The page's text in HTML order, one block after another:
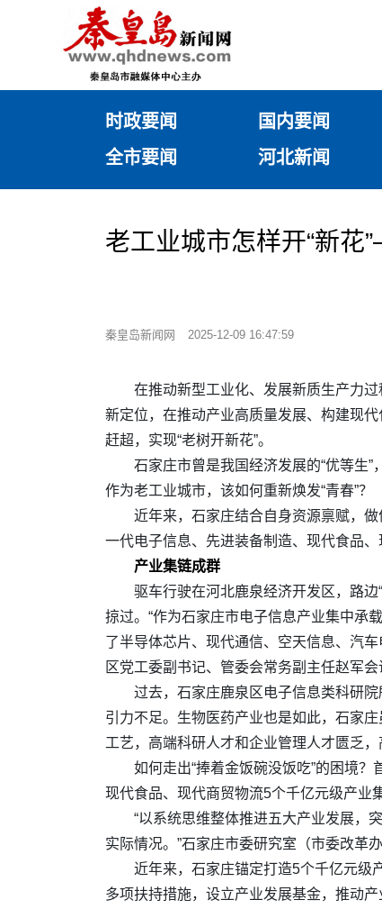
时政要闻 国内要闻
全市要闻
河北新闻
老工业城市怎样开“新
秦皇岛新闻网 2025-12-09 16:47:59
在推动新型工业化、发展新质生产力
新定位，在推动产业高质量发展、构建现
赶超，实现“老树开新花”。
石家庄市曾是我国经济发展的“优等生
作为老工业城市，该如何重新焕发“青春”？
近年来，石家庄结合自身资源禀赋，
一代电子信息、先进装备制造、现代食品
产业集链成群
驱车行驶在河北鹿泉经济开发区，路边“
掠过。“作为石家庄市电子信息产业集中承
了半导体芯片、现代通信、空天信息、汽
区党工委副书记、管委会常务副主任赵军会
过去，石家庄鹿泉区电子信息类科研
引力不足。生物医药产业也是如此，石家
工艺，高端科研人才和企业管理人才匮乏
如何走出“捧着金饭碗没饭吃”的困境
现代食品、现代商贸物流5个千亿元级产业
“以系统思维整体推进五大产业发展，
实际情况。”石家庄市委研究室（市委改革
近年来，石家庄锚定打造5个千亿元级
多项扶持措施，设立产业发展基金，推动产